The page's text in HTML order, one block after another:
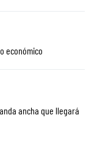
económico
ancha que llegará